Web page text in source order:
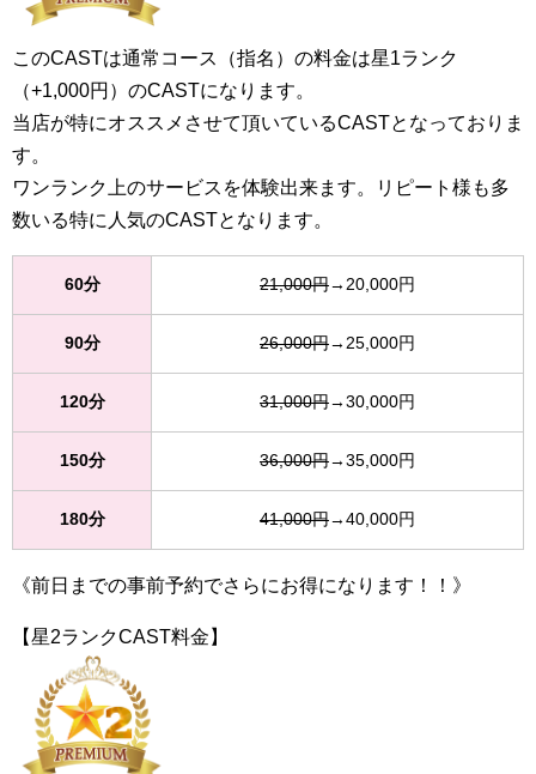
このCASTは通常コース（指名）の料金は星1ランク
（+1,000円）のCASTになります。
当店が特にオススメさせて頂いているCASTとなっておりま
す。
ワンランク上のサービスを体験出来ます。リピート様も多
数いる特に人気のCASTとなります。
60分 21,000円→20,000円
90分 26,000円→25,000円
120分 31,000円→30,000円
150分 36,000円→35,000円
180分 41,000円→40,000円
《前日までの事前予約でさらにお得になります！！》
【星2ランクCAST料金】